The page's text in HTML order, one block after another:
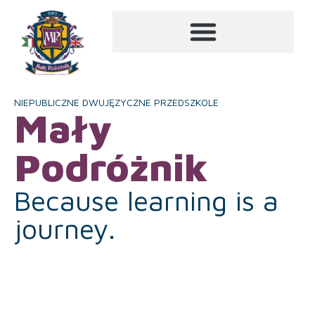
NIEPUBLICZNE DWUJĘZYCZNE PRZEDSZKOLE
Mały
Podróżnik
Because learning is a
journey.